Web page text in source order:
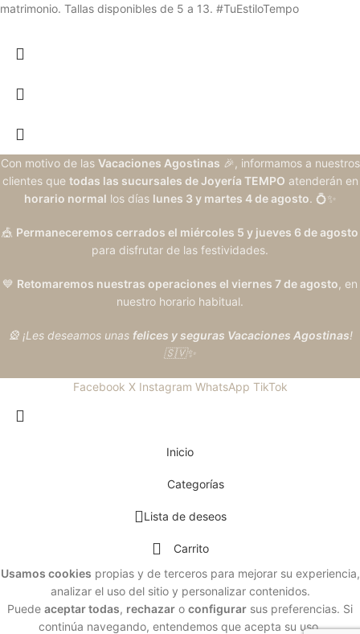
matrimonio. Tallas disponibles de 5 a 13. #TuEstiloTempo
Con motivo de las Vacaciones Agostinas 🎉, informamos a nuestros
clientes que todas las sucursales de Joyería TEMPO atenderán en
horario normal los días lunes 3 y martes 4 de agosto. 💍✨
🎪 Permaneceremos cerrados el miércoles 5 y jueves 6 de agosto
para disfrutar de las festividades.
💙 Retomaremos nuestras operaciones el viernes 7 de agosto, en
nuestro horario habitual.
🎡 ¡Les deseamos unas felices y seguras Vacaciones Agostinas!
🇸🇻✨
Facebook X Instagram WhatsApp TikTok
Inicio
Categorías
Lista de deseos
Carrito
Usamos cookies propias y de terceros para mejorar su experiencia,
analizar el uso del sitio y personalizar contenidos.
Puede aceptar todas, rechazar o configurar sus preferencias. Si
continúa navegando, entendemos que acepta su uso.